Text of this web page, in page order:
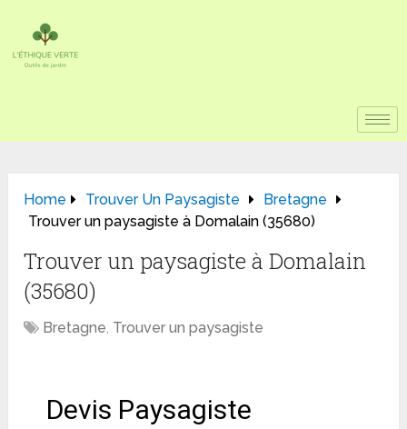
Home Trouver Un Paysagiste
Bretagne
Trouver un paysagiste à Domalain (35680)
Trouver un paysagiste à Domalain
(35680)
Bretagne, Trouver un paysagiste
Devis Paysagiste